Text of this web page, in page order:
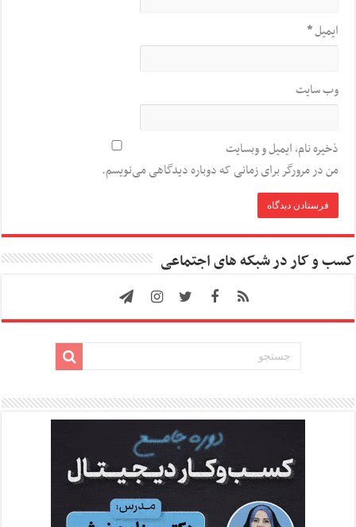
ایمیل*
وب‌ سایت
ذخیره نام، ایمیل و وبسایت
من در مرورگر برای زمانی که دوباره دیدگاهی می‌نویسم.
کسب و کار در شبکه های اجتماعی